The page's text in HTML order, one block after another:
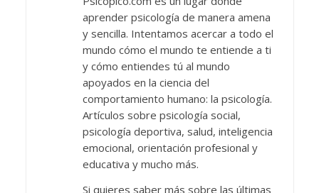
aprender psicología de manera amena
y sencilla. Intentamos acercar a todo el
mundo cómo el mundo te entiende a ti
y cómo entiendes tú al mundo
apoyados en la ciencia del
comportamiento humano: la psicología.
Artículos sobre psicología social,
psicología deportiva, salud, inteligencia
emocional, orientación profesional y
educativa y mucho más.
Si quieres saber más sobre las últimas